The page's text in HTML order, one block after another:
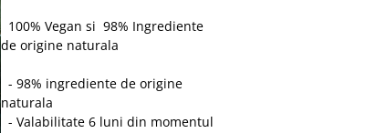
100% Vegan si 98% Ingrediente
de origine naturala
- 98% ingrediente de origine
naturala
- Valabilitate 6 luni din momentul